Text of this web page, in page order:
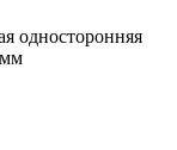
односторонняя